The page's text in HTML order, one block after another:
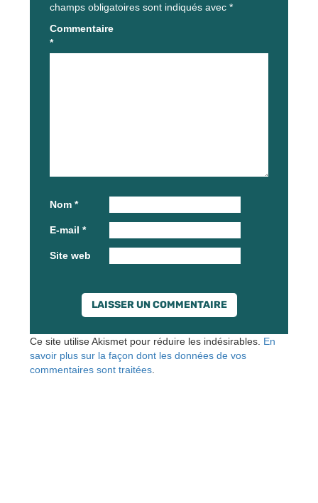
champs obligatoires sont indiqués avec *
Commentaire
*
Nom *
E-mail *
Site web
Ce site utilise Akismet pour réduire les indésirables. En
savoir plus sur la façon dont les données de vos
commentaires sont traitées